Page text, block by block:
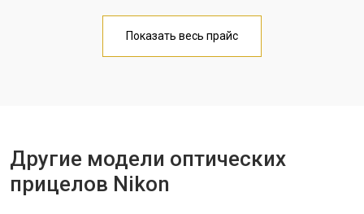
Показать весь прайс
Другие модели оптических
прицелов Nikon